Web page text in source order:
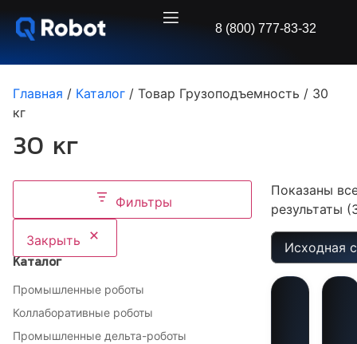
8 (800) 777-83-32
Главная / Каталог / Товар Грузоподъемность / 30
кг
30 кг
Фильтры
Закрыть
Каталог
Промышленные роботы
Коллаборативные роботы
Промышленные дельта-роботы
Показаны
результаты